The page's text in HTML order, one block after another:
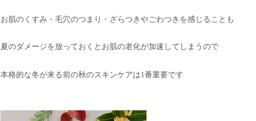
お肌のくすみ・毛穴のつまり・ざらつきやごわつきを感じることも
夏のダメージを放っておくとお肌の老化が加速してしまうので
本格的な冬が来る前の秋のスキンケアは1番重要です